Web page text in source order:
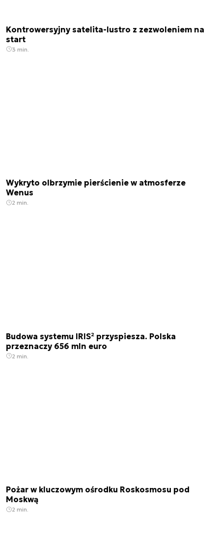
Kontrowersyjny satelita-lustro z zezwoleniem na
start
3 min.
Wykryto olbrzymie pierścienie w atmosferze
Wenus
2 min.
Budowa systemu IRIS² przyspiesza. Polska
przeznaczy 656 mln euro
2 min.
Pożar w kluczowym ośrodku Roskosmosu pod
Moskwą
2 min.